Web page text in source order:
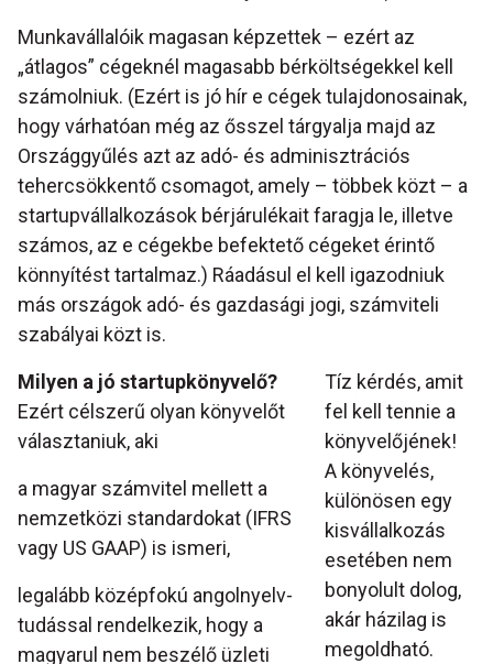
Munkavállalóik magasan képzettek – ezért az
„átlagos” cégeknél magasabb bérköltségekkel kell
számolniuk. (Ezért is jó hír e cégek tulajdonosainak,
hogy várhatóan még az ősszel tárgyalja majd az
Országgyűlés azt az adó- és adminisztrációs
tehercsökkentő csomagot, amely – többek közt – a
startupvállalkozások bérjárulékait faragja le, illetve
számos, az e cégekbe befektető cégeket érintő
könnyítést tartalmaz.) Ráadásul el kell igazodniuk
más országok adó- és gazdasági jogi, számviteli
szabályai közt is.
Tíz kérdés, amit
fel kell tennie a
könyvelőjének!
A könyvelés,
különösen egy
kisvállalkozás
esetében nem
bonyolult dolog,
akár házilag is
megoldható.
Milyen a jó startupkönyvelő?
Ezért célszerű olyan könyvelőt
választaniuk, aki
a magyar számvitel mellett a
nemzetközi standardokat (IFRS
vagy US GAAP) is ismeri,
legalább középfokú angolnyelv-
tudással rendelkezik, hogy a
magyarul nem beszélő üzleti